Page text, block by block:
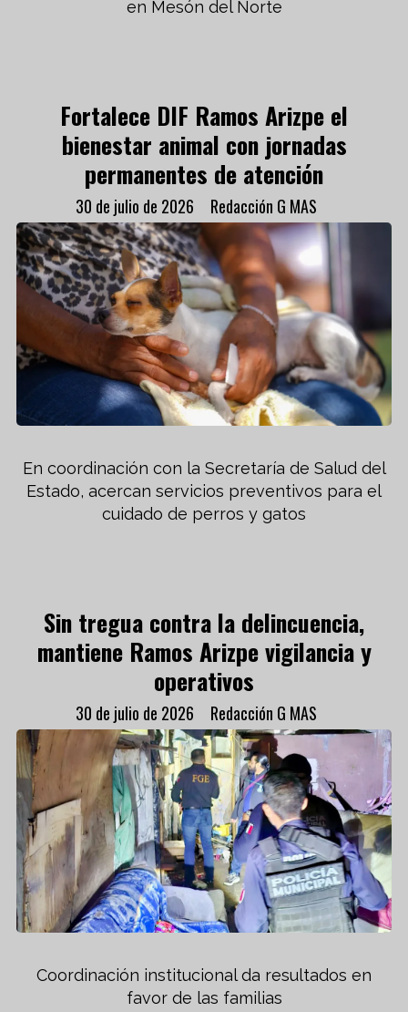
en Mesón del Norte
Fortalece DIF Ramos Arizpe el
bienestar animal con jornadas
permanentes de atención
Redacción G MAS
30 de julio de 2026
En coordinación con la Secretaría de Salud del
Estado, acercan servicios preventivos para el
cuidado de perros y gatos
Sin tregua contra la delincuencia,
mantiene Ramos Arizpe vigilancia y
operativos
Redacción G MAS
30 de julio de 2026
Coordinación institucional da resultados en
favor de las familias